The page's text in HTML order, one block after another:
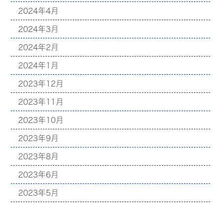
2024年4月
2024年3月
2024年2月
2024年1月
2023年12月
2023年11月
2023年10月
2023年9月
2023年8月
2023年6月
2023年5月